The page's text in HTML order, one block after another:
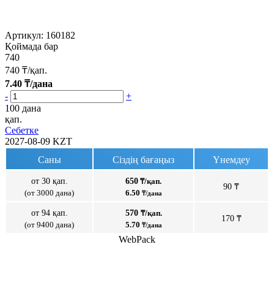
Артикул: 160182
Қоймада бар
740
740 ₸/қап.
7.40 ₸/дана
-
+
100 дана
қап.
Себетке
2027-08-09 KZT
Саны
Сіздің бағаңыз Үнемдеу
от 30 қап.
(от 3000 дана)
650 ₸/қап.
6.50 ₸/дана
90 ₸
от 94 қап.
(от 9400 дана)
570 ₸/қап.
5.70 ₸/дана
170 ₸
WebPack